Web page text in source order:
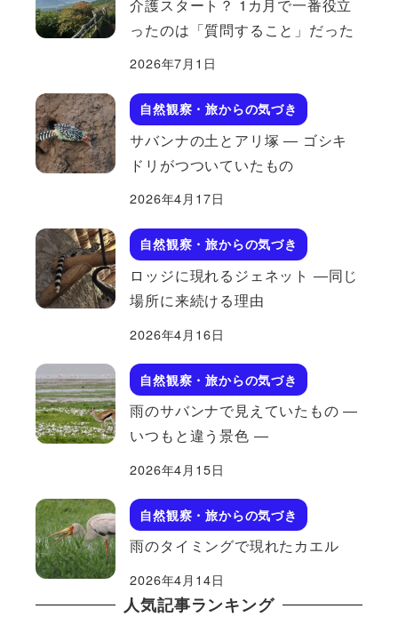
介護スタート？ 1カ月で一番役立
ったのは「質問すること」だった
2026年7月1日
自然観察・旅からの気づき
サバンナの土とアリ塚 ― ゴシキ
ドリがつついていたもの
2026年4月17日
自然観察・旅からの気づき
ロッジに現れるジェネット ―同じ
場所に来続ける理由
2026年4月16日
自然観察・旅からの気づき
雨のサバンナで見えていたもの ―
いつもと違う景色 ―
2026年4月15日
自然観察・旅からの気づき
雨のタイミングで現れたカエル
2026年4月14日
人気記事ランキング